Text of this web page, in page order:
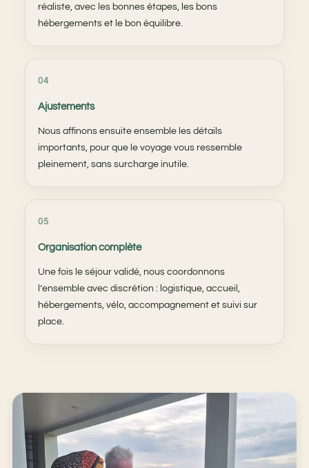
réaliste, avec les bonnes étapes, les bons
hébergements et le bon équilibre.
04
Ajustements
Nous affinons ensuite ensemble les détails
importants, pour que le voyage vous ressemble
pleinement, sans surcharge inutile.
05
Organisation complète
Une fois le séjour validé, nous coordonnons
l’ensemble avec discrétion : logistique, accueil,
hébergements, vélo, accompagnement et suivi sur
place.